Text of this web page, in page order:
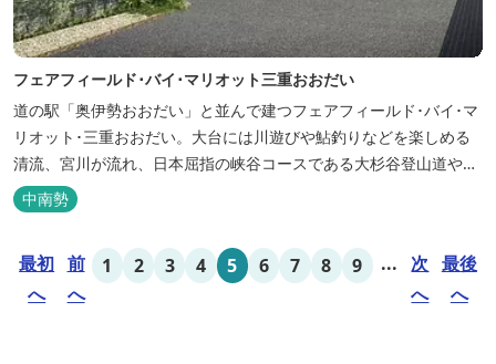
フェアフィールド･バイ･マリオット三重おおだい
道の駅「奥伊勢おおだい」と並んで建つフェアフィールド･バイ･マ
リオット･三重おおだい。大台には川遊びや鮎釣りなどを楽しめる
清流、宮川が流れ、日本屈指の峡谷コースである大杉谷登山道や、
登山初心者から楽しめる総門山など、表情豊かな山々が連なりま
す。 日本の滝百選に選ばれている七ッ釜滝など、大自然が作り出す
点として、当ホテルは快適さを追...
中南勢
最初
へ
前
へ
1 2 3 4 5 6 7 8 9 ...
次
へ
最後
へ